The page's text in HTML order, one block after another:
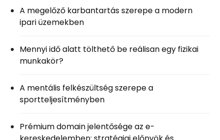
A megelőző karbantartás szerepe a modern
ipari üzemekben
Mennyi idő alatt tölthető be reálisan egy fizikai
munkakör?
A mentális felkészültség szerepe a
sportteljesítményben
Prémium domain jelentősége az e-